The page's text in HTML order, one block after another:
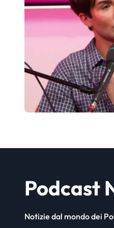
Podcast
Notizie dal mondo dei